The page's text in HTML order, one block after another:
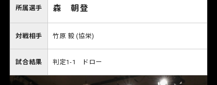
所属選手 森 朝登
対戦相手 竹原 毅 (協栄)
試合結果 判定1-1 ドロー